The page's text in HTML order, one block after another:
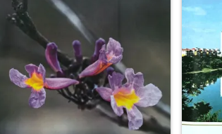
刊
价
市
息
参
考
价，
防
城
港
市
覆
商
信
息
发
布，
南
宁
建
设
工
（贵
工
程
PDF 下载
息
设
工
程
造
价
息）